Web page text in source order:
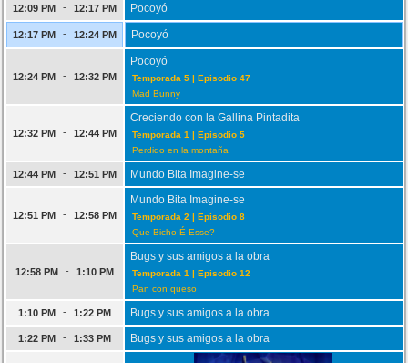
12:09 PM - 12:17 PM Pocoyó
12:17 PM - 12:24 PM Pocoyó
12:24 PM - 12:32 PM
Pocoyó
Temporada 5 | Episodio 47
Mad Bunny
12:32 PM - 12:44 PM
Creciendo con la Gallina Pintadita
Temporada 1 | Episodio 5
Perdido en la montaña
12:44 PM - 12:51 PM Mundo Bita Imagine-se
12:51 PM - 12:58 PM
Mundo Bita Imagine-se
Temporada 2 | Episodio 8
Que Bicho É Esse?
12:58 PM - 1:10 PM
Bugs y sus amigos a la obra
Temporada 1 | Episodio 12
Pan con queso
1:10 PM - 1:22 PM Bugs y sus amigos a la obra
1:22 PM - 1:33 PM Bugs y sus amigos a la obra